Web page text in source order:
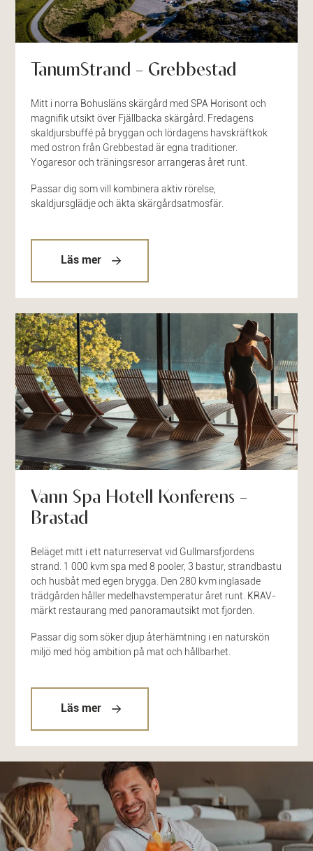
TanumStrand – Grebbestad
Mitt i norra Bohusläns skärgård med SPA Horisont och
magnifik utsikt över Fjällbacka skärgård. Fredagens
skaldjursbuffé på bryggan och lördagens havskräftkok
med ostron från Grebbestad är egna traditioner.
Yogaresor och träningsresor arrangeras året runt.
Passar dig som vill kombinera aktiv rörelse,
skaldjursglädje och äkta skärgårdsatmosfär.
Läs mer
Vann Spa Hotell Konferens –
Brastad
Beläget mitt i ett naturreservat vid Gullmarsfjordens
strand. 1 000 kvm spa med 8 pooler, 3 bastur, strandbastu
och husbåt med egen brygga. Den 280 kvm inglasade
trädgården håller medelhavstemperatur året runt. KRAV-
märkt restaurang med panoramautsikt mot fjorden.
Passar dig som söker djup återhämtning i en naturskön
miljö med hög ambition på mat och hållbarhet.
Läs mer